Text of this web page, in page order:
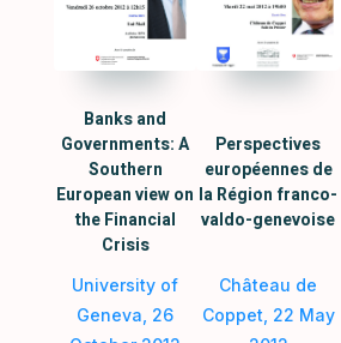
Banks and
Governments: A
Southern
European view on
the Financial
Crisis
University of
Geneva, 26
Perspectives
européennes de
la Région franco-
valdo-genevoise
Château de
Coppet, 22 May